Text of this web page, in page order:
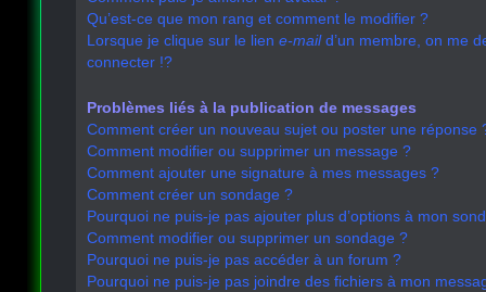
Qu’est-ce que mon rang et comment le modifier ?
Lorsque je clique sur le lien e-maild’un membre, on me
connecter !?
Problèmes liés à la publication de messages
Comment créer un nouveau sujet ou poster une réponse
Comment modifier ou supprimer un message ?
Comment ajouter une signature à mes messages ?
Comment créer un sondage ?
Pourquoi ne puis-je pas ajouter plus d’options à mon
Comment modifier ou supprimer un sondage ?
Pourquoi ne puis-je pas accéder à un forum ?
Pourquoi ne puis-je pas joindre des fichiers à mon